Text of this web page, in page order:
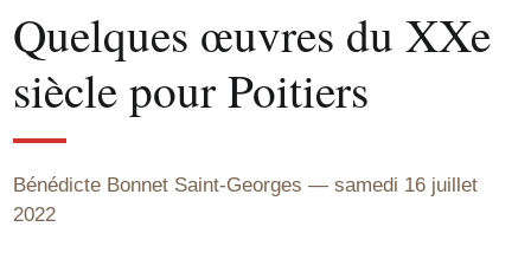
Quelques œuvres du XXe
siècle pour Poitiers
Bénédicte Bonnet Saint-Georges
samedi 16 juillet
2022